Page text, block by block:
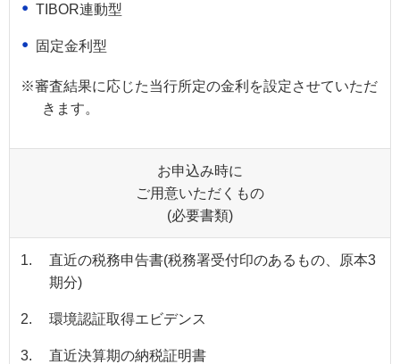
TIBOR連動型
固定金利型
※審査結果に応じた当行所定の金利を設定させていただ
きます。
お申込み時に
ご用意いただくもの
(必要書類)
1.
直近の税務申告書(税務署受付印のあるもの、原本3
期分)
2. 環境認証取得エビデンス
3. 直近決算期の納税証明書